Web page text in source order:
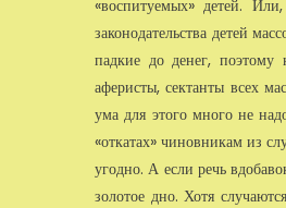
«воспитуемых» детей.
законодательства детей
падкие до денег,
аферисты, сектанты всех
ума для этого много не
«откатах» чиновникам из
угодно. А если речь
золотое дно. Хотя